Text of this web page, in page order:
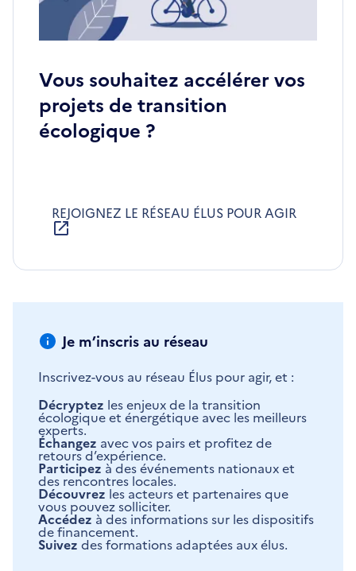
Vous souhaitez accélérer vos
projets de transition
écologique ?
REJOIGNEZ LE RÉSEAU ÉLUS POUR AGIR
UNE
Je m’inscris au réseau
Inscrivez-vous au réseau Élus pour agir, et :
Décryptez les enjeux de la transition
écologique et énergétique avec les meilleurs
experts.
Échangez avec vos pairs et profitez de
retours d’expérience.
Participez à des événements nationaux et
des rencontres locales.
Découvrez les acteurs et partenaires que
vous pouvez solliciter.
Accédez à des informations sur les dispositifs
de financement.
Suivez des formations adaptées aux élus.